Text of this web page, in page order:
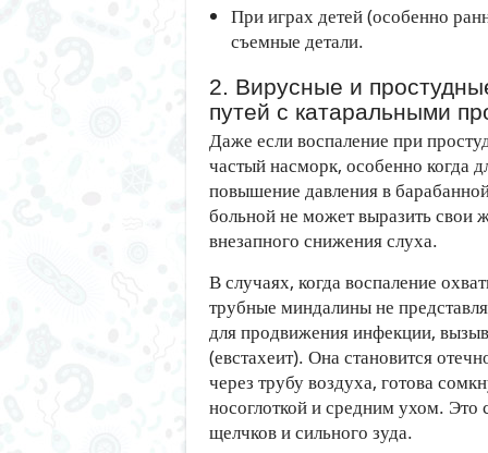
При играх детей (особенно
съемные детали.
2. Вирусные и
путей с катаральными
Даже если воспаление при
частый насморк, особенно когда
повышение давления в
больной не может выразить свои
внезапного снижения слуха.
В случаях, когда воспаление
трубные миндалины не
для продвижения инфекции,
(евстахеит). Она становится
через трубу воздуха, готова
носоглоткой и средним ухом.
щелчков и сильного зуда.